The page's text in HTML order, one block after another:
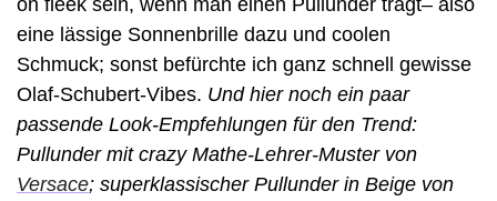
eine lässige Sonnenbrille dazu und coolen
Schmuck; sonst befürchte ich ganz schnell gewisse
Olaf-Schubert-Vibes. Und hier noch ein paar
passende Look-Empfehlungen für den Trend:
Versace